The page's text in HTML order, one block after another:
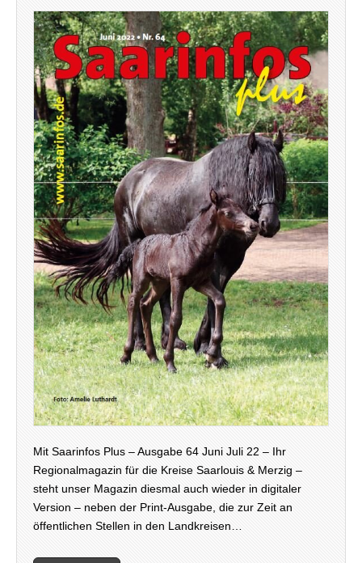
Mit Saarinfos Plus – Ausgabe 64 Juni Juli 22 – Ihr
Regionalmagazin für die Kreise Saarlouis & Merzig –
steht unser Magazin diesmal auch wieder in digitaler
Version – neben der Print-Ausgabe, die zur Zeit an
öffentlichen Stellen in den Landkreisen…